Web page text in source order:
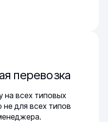
перевозка
на всех типовых
для всех типов